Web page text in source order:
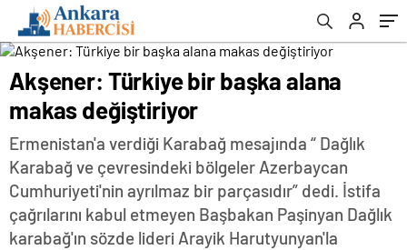
Akşener: Türkiye bir başka alana
makas değiştiriyor
Ermenistan'a verdiği Karabağ mesajında “ Dağlık
Karabağ ve çevresindeki bölgeler Azerbaycan
Cumhuriyeti'nin ayrılmaz bir parçasıdır” dedi. İstifa
çağrılarını kabul etmeyen Başbakan Paşinyan Dağlık
karabağ'ın sözde lideri Arayik Harutyunyan'la